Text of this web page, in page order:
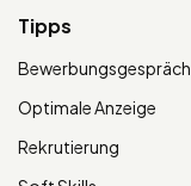
Tipps
Bewerbungsgespräch
Optimale Anzeige
Rekrutierung